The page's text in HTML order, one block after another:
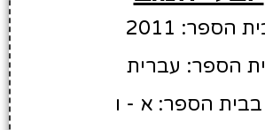
2011
הספר: עברית
הספר: א - ו